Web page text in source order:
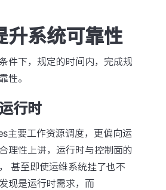
升系统可靠性
件下，规定的时间内，完成规
性。
行时
主要工作资源调度，更偏向运
理性上讲，运行时与控制面的
甚至即使运维系统挂了也不
现是运行时需求，而